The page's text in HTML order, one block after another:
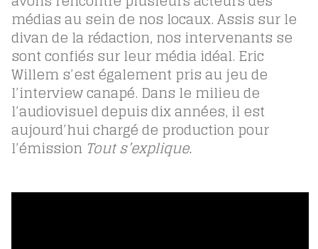
médias au sein de nos locaux. Assis sur le
divan de la rédaction, nos intervenants se
sont confiés sur leur média idéal. Eric
Willem s’est également pris au jeu de
l’interview canapé. Dans le milieu de
l’audiovisuel depuis dix années, il est
aujourd’hui chargé de production pour
l’émission Tout s’explique.